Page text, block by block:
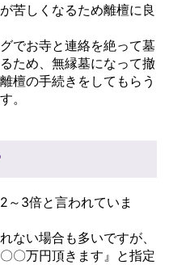
苦しくなるため離檀に良
でお寺と連絡を絶って墓
ため、無縁墓になって撤
檀の手続きをしてもらう
。
～3倍と言われていま
ない場合も多いですが、
〇万円頂きます』と指定